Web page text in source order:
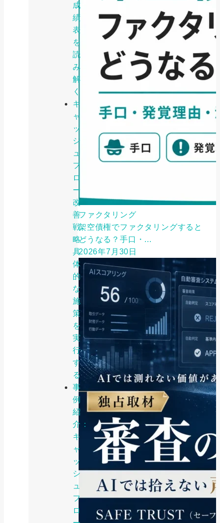
成
績
表
を
読
み
解
く
キ
ャ
ッ
シ
ュ
フ
ロ
ー
改
善
戦
略：
具
体
的
な
施
策
を
実
行
す
る
事
例
紹
介：
キ
ャ
ッ
シ
ュ
フ
ロ
ファクタリング
架空債権でファクタリングすると
どうなる？手口・...
2026年7月30日